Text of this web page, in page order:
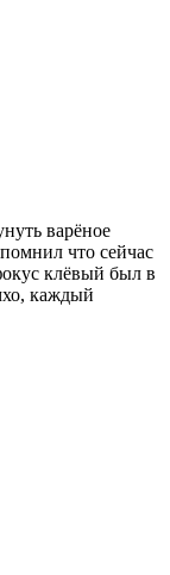
варёное
что сейчас
клёвый был в
каждый